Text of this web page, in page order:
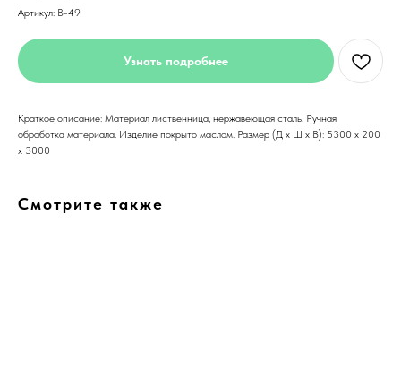
Артикул: В-49
Узнать подробнее
Краткое описание: Материал лиственница, нержавеющая сталь. Ручная
обработка материала. Изделие покрыто маслом. Размер (Д x Ш x В): 5300 x 200
x 3000
Смотрите также